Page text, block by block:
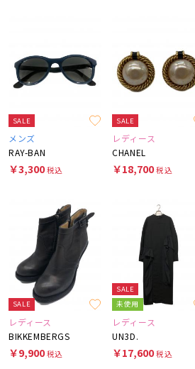
SALE
メンズ
RAY-BAN
￥3,300税込
SALE
レディース
CHANEL
￥18,700税込
SALE
レディース
BIKKEMBERGS
￥9,900税込
SALE
未使用
レディース
UN3D.
￥17,600税込